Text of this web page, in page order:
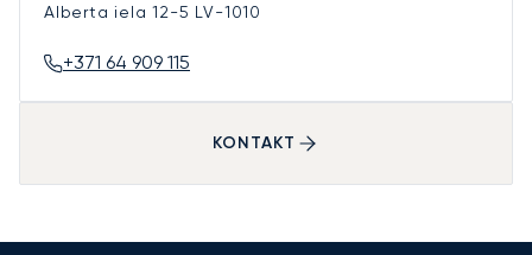
Alberta iela 12-5 LV-1010
+371 64 909 115
KONTAKT